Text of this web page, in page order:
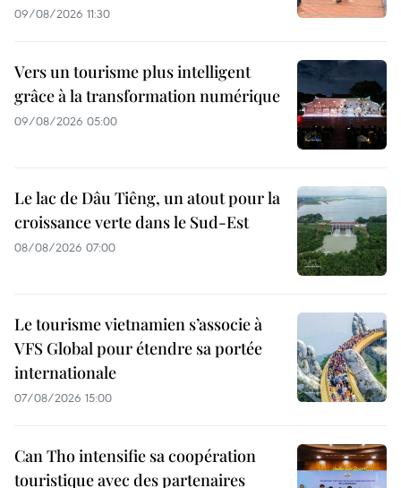
09/08/2026 11:30
Vers un tourisme plus intelligent
grâce à la transformation numérique
09/08/2026 05:00
Le lac de Dâu Tiêng, un atout pour la
croissance verte dans le Sud-Est
08/08/2026 07:00
Le tourisme vietnamien s’associe à
VFS Global pour étendre sa portée
internationale
07/08/2026 15:00
Can Tho intensifie sa coopération
touristique avec des partenaires